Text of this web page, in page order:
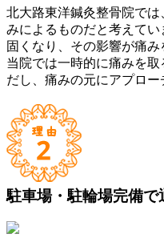
北大路東洋鍼灸整骨院で
みによるものだと考えて
固くなり、その影響が痛み
当院では一時的に痛みを
だし、痛みの元にアプロー
駐車場・駐輪場完備で